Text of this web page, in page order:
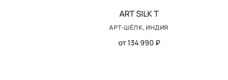
ART SILK T
АРТ-ШЁЛК, ИНДИЯ
от 134 990 ₽